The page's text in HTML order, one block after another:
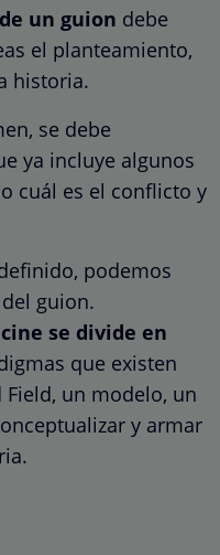
un guion debe
el planteamiento,
historia.
se debe
ya incluye algunos
cuál es el conflicto y
podemos
guion.
se divide en
que existen
un modelo, un
y armar